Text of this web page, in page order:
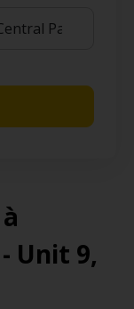
Unit 9,